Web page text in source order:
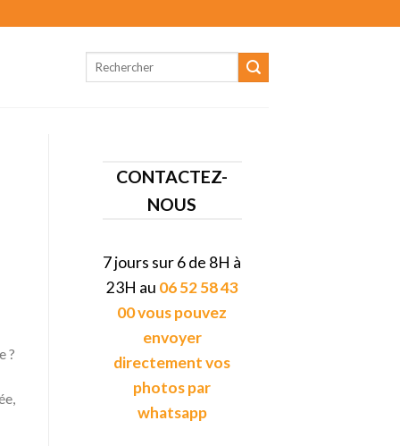
?
CONTACTEZ-
NOUS
7 jours sur 6 de 8H à
23H au 06 52 58 43
00 vous pouvez
envoyer
directement vos
photos par
whatsapp